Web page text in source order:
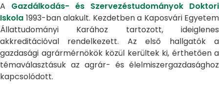
A Gazdálkodás- és Szervezéstudományok Doktori
Iskola 1993-ban alakult. Kezdetben a Kaposvári Egyetem
Állattudományi Karához tartozott, ideiglenes
akkreditációval rendelkezett. Az első hallgatók a
gazdasági agrármérnökök közül kerültek ki, érthetően a
témaválasztásuk az agrár- és élelmiszergazdasághoz
kapcsolódott.